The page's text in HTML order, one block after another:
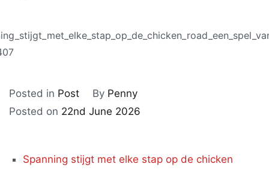
Posted in Post By Penny
Posted on 22nd June 2026
Spanning stijgt met elke stap op de chicken